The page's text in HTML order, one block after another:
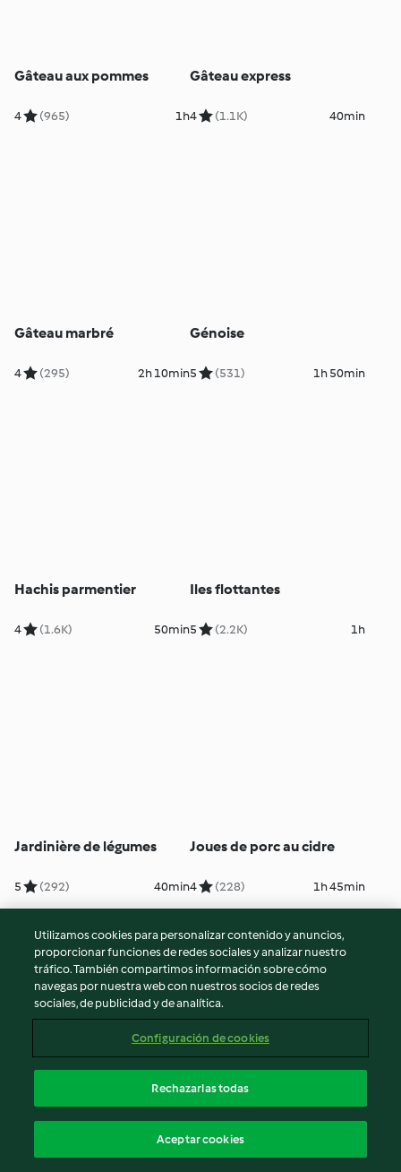
Gâteau aux pommes
4 (965) 1h
Gâteau express
4 (1.1K) 40min
Gâteau marbré
4 (295) 2h 10min
Génoise
5 (531) 1h 50min
Hachis parmentier
4 (1.6K) 50min
Iles flottantes
5 (2.2K) 1h
Jardinière de légumes
5 (292) 40min
Joues de porc au cidre
4 (228) 1h 45min
Brioche "super bonne"
3h
Lapin aux pruneaux
3 (57)
Utilizamos cookies para personalizar contenido y anuncios,
proporcionar funciones de redes sociales y analizar nuestro
tráfico. También compartimos información sobre cómo
navegas por nuestra web con nuestros socios de redes
sociales, de publicidad y de analítica.
Configuración de cookies
Rechazarlas todas
Aceptar cookies